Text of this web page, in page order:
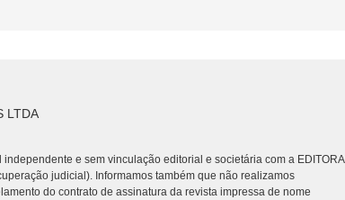
LTDA
independente e sem vinculação editorial e societária com a EDITORA
judicial). Informamos também que não realizamos
do contrato de assinatura da revista impressa de nome